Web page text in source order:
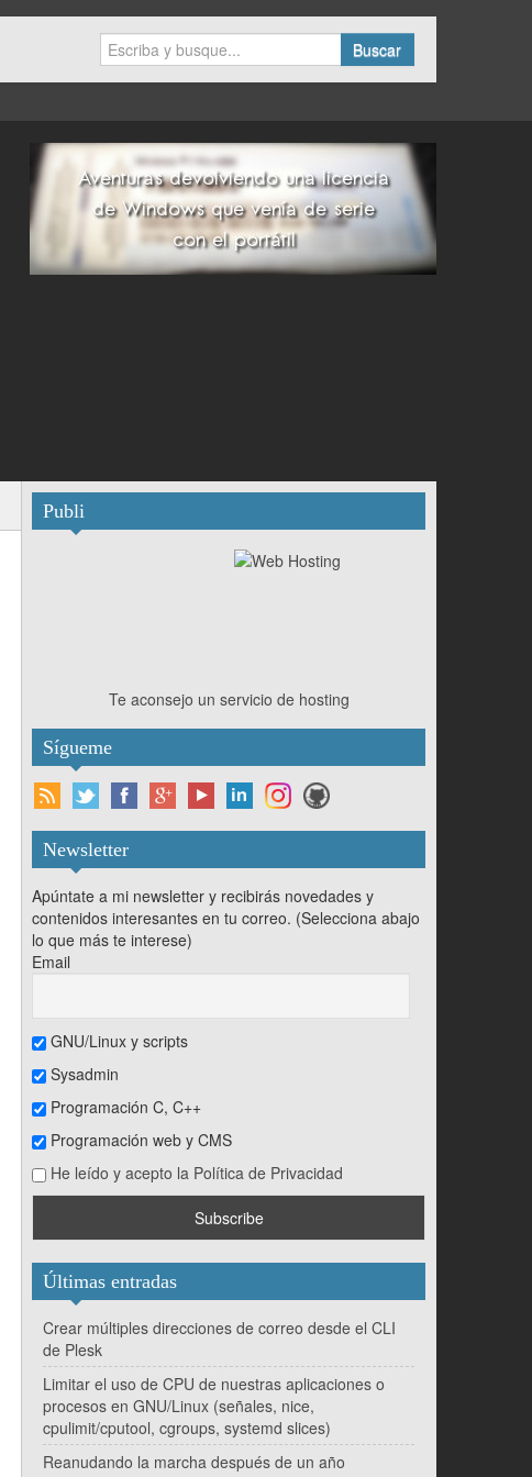
Buscar
Publi
Te aconsejo un servicio de hosting
Sígueme
Newsletter
Apúntate a mi newsletter y recibirás novedades y
contenidos interesantes en tu correo. (Selecciona abajo
lo que más te interese)
Email
GNU/Linux y scripts
Sysadmin
Programación C, C++
Programación web y CMS
He leído y acepto la Política de Privacidad
Últimas entradas
Crear múltiples direcciones de correo desde el CLI
de Plesk
Limitar el uso de CPU de nuestras aplicaciones o
procesos en GNU/Linux (señales, nice,
cpulimit/cputool, cgroups, systemd slices)
Reanudando la marcha después de un año